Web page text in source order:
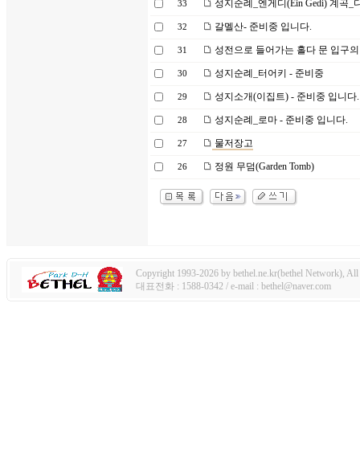
33 성지순례_엔게디(Ein Gedi) 계곡_
32 갈멜산- 준비중 입니다.
31 성전으로 들어가는 홀다 문 입구
30 성지순례_터어키 - 준비중
29 성지소개(이집트) - 준비중 입니다.
28 성지순례_로마 - 준비중 입니다.
27 물저장고
26 정원 무덤(Garden Tomb)
Copyright 1993-2026 by bethel.ne.kr(bethel Network), All
대표전화 : 1588-0342 / e-mail : bethel@naver.com